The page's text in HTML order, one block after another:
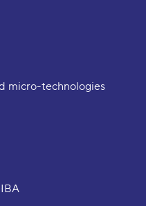
micro-technologies
IBA